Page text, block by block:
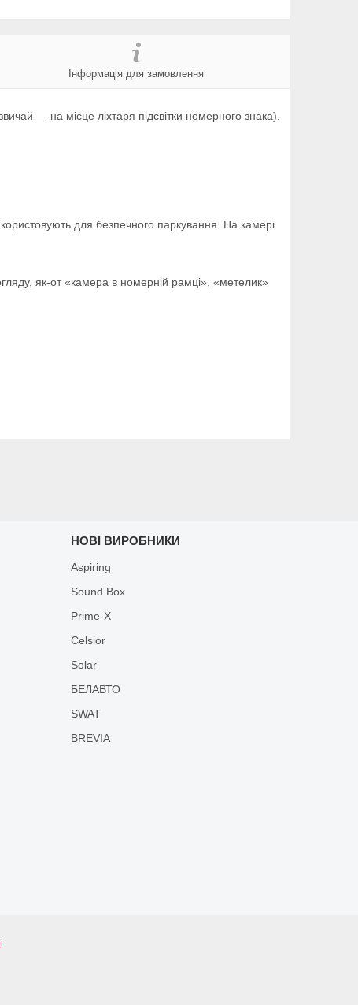
Інформація для замовлення
— на місце ліхтаря підсвітки номерного знака).
для безпечного паркування. На камері
як-от «камера в номерній рамці», «метелик»
НОВІ ВИРОБНИКИ
Aspiring
Sound Box
Prime-X
Celsior
Solar
БЕЛАВТО
SWAT
BREVIA